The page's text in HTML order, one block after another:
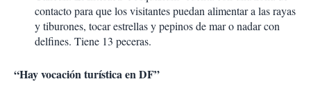
contacto para que los visitantes puedan alimentar a las rayas
y tiburones, tocar estrellas y pepinos de mar o nadar con
delfines. Tiene 13 peceras.
“Hay vocación turística en DF”